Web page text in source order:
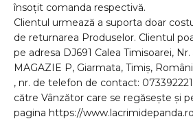
însoțit comanda respectivă.
Clientul urmează a suporta doar
de returnarea Produselor. Clientul
pe adresa DJ691 Calea Timisoarei,
MAGAZIE P, Giarmata, Timiș,
, nr. de telefon de contact:
către Vânzător care se regăsește și
pagina https://